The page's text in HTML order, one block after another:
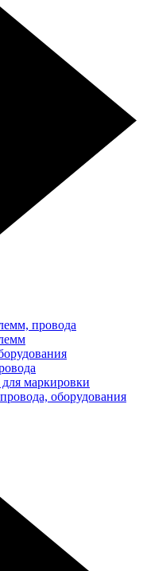
провода
маркировки
оборудования